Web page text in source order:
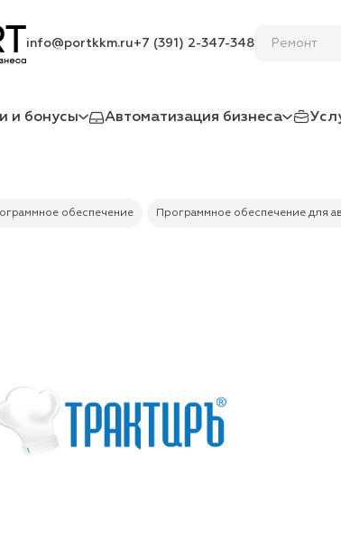
info@portkkm.ru+7 (391) 2-347-348
и бонусы Автоматизация бизнеса
обеспечение Программное обеспечение для